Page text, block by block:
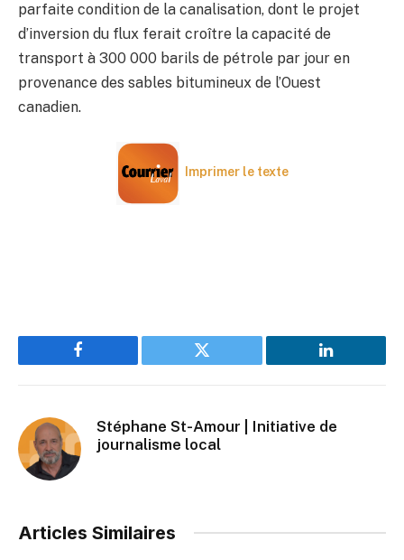
parfaite condition de la canalisation, dont le projet
d’inversion du flux ferait croître la capacité de
transport à 300 000 barils de pétrole par jour en
provenance des sables bitumineux de l’Ouest
canadien.
Imprimer le texte
Facebook Twitter LinkedIn
Stéphane St-Amour | Initiative de
journalisme local
Articles Similaires